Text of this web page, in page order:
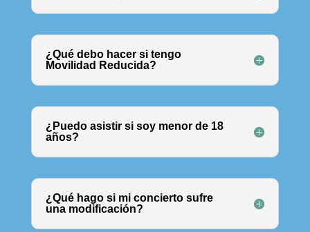
¿Qué debo hacer si tengo
Movilidad Reducida?
¿Puedo asistir si soy menor de 18
años?
¿Qué hago si mi concierto sufre
una modificación?